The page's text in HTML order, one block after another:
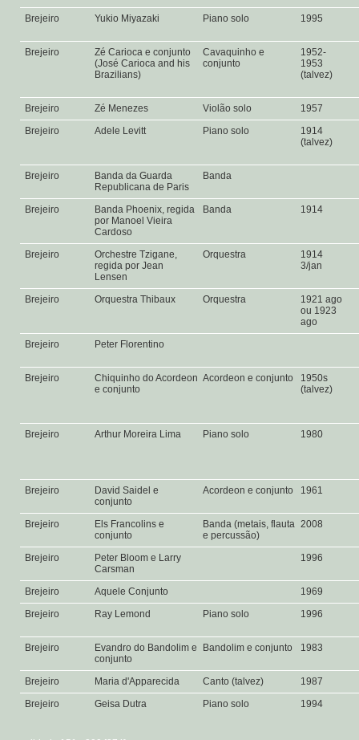
Brejeiro Yukio Miyazaki Piano solo 1995
Brejeiro
Zé Carioca e conjunto
(José Carioca and his
Brazilians)
Cavaquinho e
conjunto
1952-
1953
(talvez)
Brejeiro Zé Menezes Violão solo
1957
Brejeiro
Adele Levitt Piano solo
1914
(talvez)
Brejeiro
Banda da Guarda
Republicana de Paris
Banda
Brejeiro
Banda Phoenix, regida
por Manoel Vieira
Cardoso
Banda 1914
Brejeiro
Orchestre Tzigane,
regida por Jean
Lensen
Orquestra
1914
3/jan
Brejeiro Orquestra Thibaux Orquestra
1921 ago
ou 1923
ago
Brejeiro
Peter Florentino
Brejeiro
Chiquinho do Acordeon
e conjunto
Acordeon e conjunto
1950s
(talvez)
Brejeiro Arthur Moreira Lima Piano solo 1980
Brejeiro
David Saidel e
conjunto
Acordeon e conjunto 1961
Brejeiro
Els Francolins e
conjunto
Banda (metais, flauta
e percussão)
2008
Brejeiro
Peter Bloom e Larry
Carsman
1996
Brejeiro Aquele Conjunto
1969
Brejeiro
Ray Lemond Piano solo 1996
Brejeiro
Evandro do Bandolim e
conjunto
Bandolim e conjunto 1983
Brejeiro Maria d'Apparecida Canto (talvez)
1987
Brejeiro
Geisa Dutra Piano solo 1994